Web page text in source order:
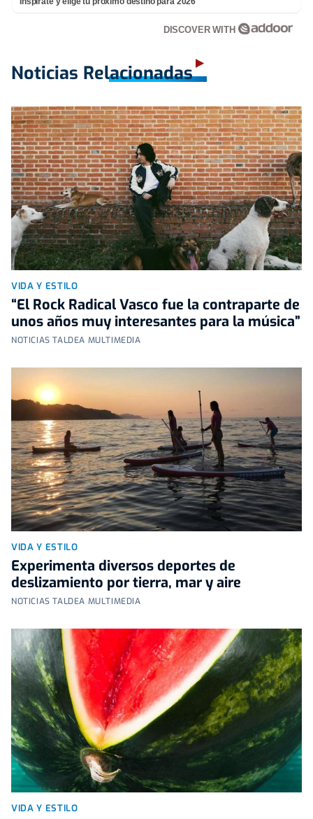
DISCOVER WITH
Noticias Relacionadas
VIDA Y ESTILO
“El Rock Radical Vasco fue la contraparte de
unos años muy interesantes para la música”
NOTICIAS TALDEA MULTIMEDIA
VIDA Y ESTILO
Experimenta diversos deportes de
deslizamiento por tierra, mar y aire
NOTICIAS TALDEA MULTIMEDIA
VIDA Y ESTILO